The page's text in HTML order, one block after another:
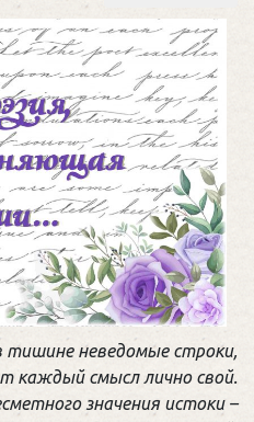
тишине неведомые строки,
каждый смысл лично свой.
значения истоки –